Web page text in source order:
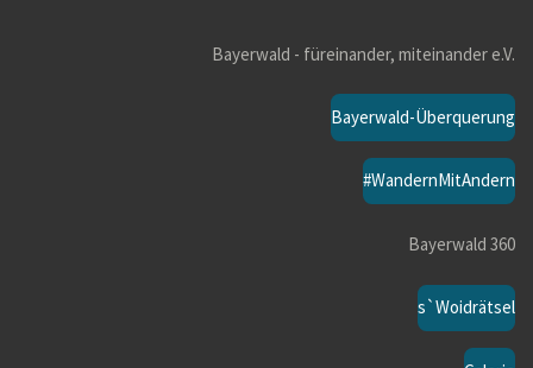
Bayerwald - füreinander, miteinander e.V.
Bayerwald-Überquerung
#WandernMitAndern
Bayerwald 360
s`Woidrätsel